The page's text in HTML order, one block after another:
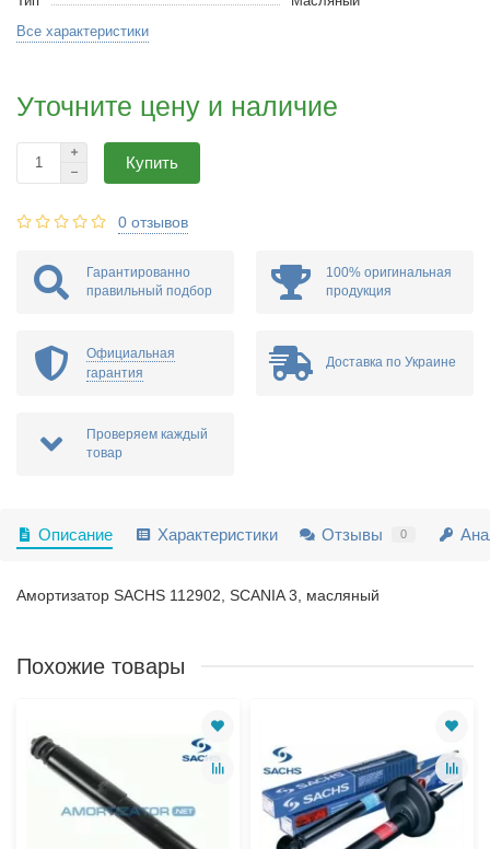
Все характеристики
Уточните цену и наличие
Купить
0 отзывов
Гарантированно
правильный подбор
100% оригинальная
продукция
Официальная
гарантия
Доставка по Украине
Проверяем каждый
товар
Описание Характеристики Отзывы 0
Амортизатор SACHS 112902, SCANIA 3, масляный
Похожие товары